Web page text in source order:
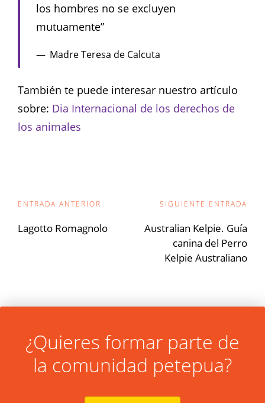
los hombres no se excluyen
mutuamente”
Madre Teresa de Calcuta
También te puede interesar nuestro artículo
sobre: Dia Internacional de los derechos de
los animales
Navegación
de
ENTRADA ANTERIOR
Lagotto Romagnolo
SIGUIENTE ENTRADA
Australian Kelpie. Guía
canina del Perro
Kelpie Australiano
¿Quieres formar parte de
la comunidad petepua?